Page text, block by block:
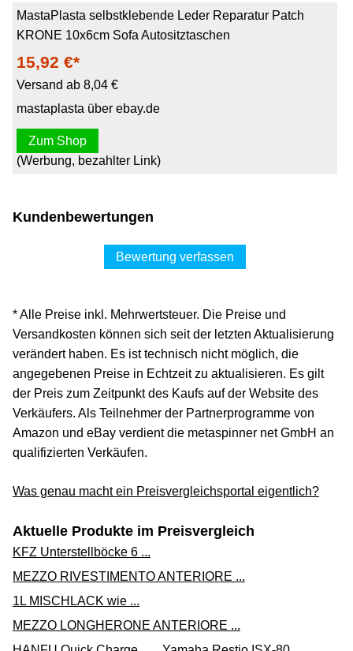
MastaPlasta selbstklebende Leder Reparatur Patch
KRONE 10x6cm Sofa Autositztaschen
15,92 €*
Versand ab 8,04 €
mastaplasta über ebay.de
Zum Shop
(Werbung, bezahlter Link)
Kundenbewertungen
Bewertung verfassen
* Alle Preise inkl. Mehrwertsteuer. Die Preise und
Versandkosten können sich seit der letzten Aktualisierung
verändert haben. Es ist technisch nicht möglich, die
angegebenen Preise in Echtzeit zu aktualisieren. Es gilt
der Preis zum Zeitpunkt des Kaufs auf der Website des
Verkäufers. Als Teilnehmer der Partnerprogramme von
Amazon und eBay verdient die metaspinner net GmbH an
qualifizierten Verkäufen.
Was genau macht ein Preisvergleichsportal eigentlich?
Aktuelle Produkte im Preisvergleich
KFZ Unterstellböcke 6 ...
MEZZO RIVESTIMENTO ANTERIORE ...
1L MISCHLACK wie ...
MEZZO LONGHERONE ANTERIORE ...